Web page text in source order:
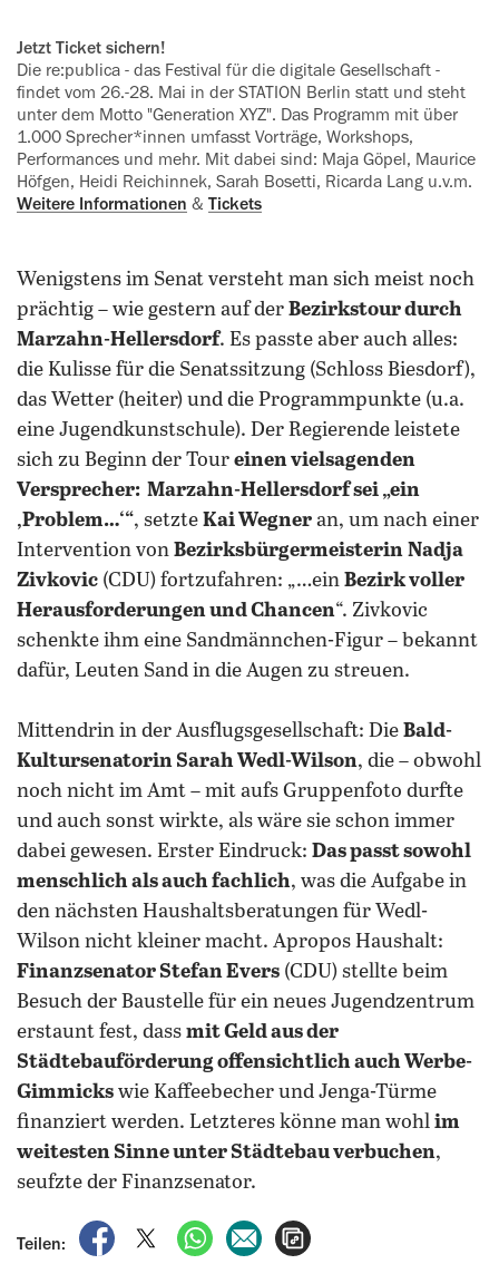
Jetzt Ticket sichern!
Die re:publica - das Festival für die ‍digitale Gesellschaft -
findet vom 26.-28. Mai in der STATION Berlin statt und steht
unter dem Motto "Generation XYZ". Das Programm mit über
1.000 Sprecher*innen umfasst Vorträge, Workshops,
Performances und mehr. Mit dabei sind: Maja Göpel, Maurice
Höfgen, Heidi Reichinnek, Sarah ‍Bosetti, Ricarda Lang u.v.m.
Weitere Informationen & Tickets
Wenigstens im Senat versteht man sich meist noch
prächtig – wie gestern auf der Bezirkstour durch
Marzahn-Hellersdorf. Es passte aber auch alles:
die Kulisse für die Senatssitzung (Schloss Biesdorf),
das Wetter (heiter) und die Programmpunkte (u.a.
eine Jugendkunstschule). Der Regierende leistete
sich zu Beginn der Tour einen vielsagenden
Versprecher: Marzahn-Hellersdorf sei „ein
‚Problem…‘“, setzte Kai Wegner an, um nach einer
Intervention von Bezirksbürgermeisterin Nadja
Zivkovic (CDU) fortzufahren: „…ein Bezirk voller
Herausforderungen und Chancen“. Zivkovic
schenkte ihm eine Sandmännchen-Figur – bekannt
dafür, Leuten Sand in die Augen zu streuen.
Mittendrin in der Ausflugsgesellschaft: Die Bald-
Kultursenatorin Sarah Wedl-Wilson, die – obwohl
noch nicht im Amt – mit aufs Gruppenfoto durfte
und auch sonst wirkte, als wäre sie schon immer
dabei gewesen. Erster Eindruck: Das passt sowohl
menschlich als auch fachlich, was die Aufgabe in
den nächsten Haushaltsberatungen für Wedl-
Wilson nicht kleiner macht. Apropos Haushalt:
Finanzsenator Stefan Evers (CDU) stellte beim
Besuch der Baustelle für ein neues Jugendzentrum
erstaunt fest, dass mit Geld aus der
Städtebauförderung offensichtlich auch Werbe-
Gimmicks wie Kaffeebecher und Jenga-Türme
finanziert werden. Letzteres könne man wohl im
weitesten Sinne unter Städtebau verbuchen,
seufzte der Finanzsenator.
Teilen:
auf Facebook teilen
auf X teilenper WhatsApp teilen
per E-Mail teilen